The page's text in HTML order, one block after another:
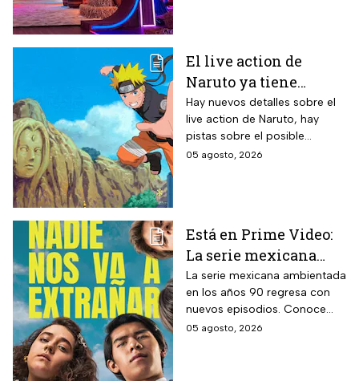
El live action de
Naruto ya tiene
director y así avanza
el casting de la
película
Hay nuevos detalles sobre el
live action de Naruto, hay
pistas sobre el posible
enfoque de la historia y
05 agosto, 2026
Está en Prime Video:
La serie mexicana
noventera de la que
todos están hablando
y que se ve en un fin
de semana
La serie mexicana ambientada
en los años 90 regresa con
nuevos episodios. Conoce
cuándo se estrena, qué
05 agosto, 2026